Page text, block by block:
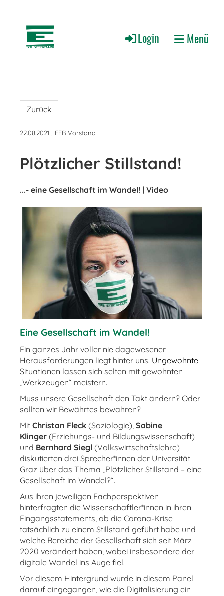
Login Menü
Zurück
22.08.2021 , EFB Vorstand
Plötzlicher Stillstand!
...- eine Gesellschaft im Wandel! | Video
Eine Gesellschaft im Wandel!
Ein ganzes Jahr voller nie dagewesener
Herausforderungen liegt hinter uns. Ungewohnte
Situationen lassen sich selten mit gewohnten
„Werkzeugen“ meistern.
Muss unsere Gesellschaft den Takt ändern? Oder
sollten wir Bewährtes bewahren?
Mit Christan Fleck (Soziologie), Sabine
Klinger (Erziehungs- und Bildungswissenschaft)
und Bernhard Siegl (Volkswirtschaftslehre)
diskutierten drei Sprecher*innen der Universität
Graz über das Thema „Plötzlicher Stillstand – eine
Gesellschaft im Wandel?“.
Aus ihren jeweiligen Fachperspektiven
hinterfragten die Wissenschaftler*innen in ihren
Eingangsstatements, ob die Corona-Krise
tatsächlich zu einem Stillstand geführt habe und
welche Bereiche der Gesellschaft sich seit März
2020 verändert haben, wobei insbesondere der
digitale Wandel ins Auge fiel.
Vor diesem Hintergrund wurde in diesem Panel
darauf eingegangen, wie die Digitalisierung ein